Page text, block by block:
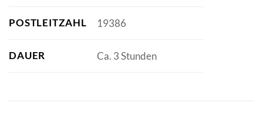
POSTLEITZAHL 19386
DAUER Ca. 3 Stunden